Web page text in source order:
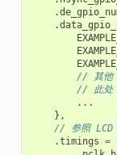
.
.
// 其他
// 此处
...
},
// 参照 LCD
.timings =